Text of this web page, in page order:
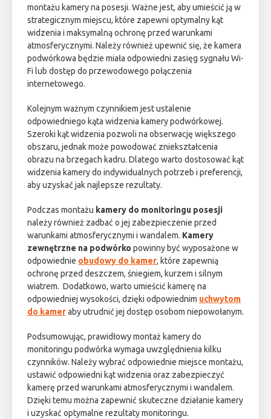
montażu kamery na posesji. Ważne jest, aby umieścić ją w
strategicznym miejscu, które zapewni optymalny kąt
widzenia i maksymalną ochronę przed warunkami
atmosferycznymi. Należy również upewnić się, że kamera
podwórkowa będzie miała odpowiedni zasięg sygnału Wi-
Fi lub dostęp do przewodowego połączenia
internetowego.
Kolejnym ważnym czynnikiem jest ustalenie
odpowiedniego kąta widzenia kamery podwórkowej.
Szeroki kąt widzenia pozwoli na obserwację większego
obszaru, jednak może powodować zniekształcenia
obrazu na brzegach kadru. Dlatego warto dostosować kąt
widzenia kamery do indywidualnych potrzeb i preferencji,
aby uzyskać jak najlepsze rezultaty.
Podczas montażu kamery do monitoringu posesji
należy również zadbać o jej zabezpieczenie przed
warunkami atmosferycznymi i wandalem. Kamery
zewnętrzne na podwórko powinny być wyposażone w
odpowiednie obudowy do kamer, które zapewnią
ochronę przed deszczem, śniegiem, kurzem i silnym
wiatrem. Dodatkowo, warto umieścić kamerę na
odpowiedniej wysokości, dzięki odpowiednim uchwytom
do kameraby utrudnić jej dostęp osobom niepowołanym.
Podsumowując, prawidłowy montaż kamery do
monitoringu podwórka wymaga uwzględnienia kilku
czynników. Należy wybrać odpowiednie miejsce montażu,
ustawić odpowiedni kąt widzenia oraz zabezpieczyć
kamerę przed warunkami atmosferycznymi i wandalem.
Dzięki temu można zapewnić skuteczne działanie kamery
i uzyskać optymalne rezultaty monitoringu.